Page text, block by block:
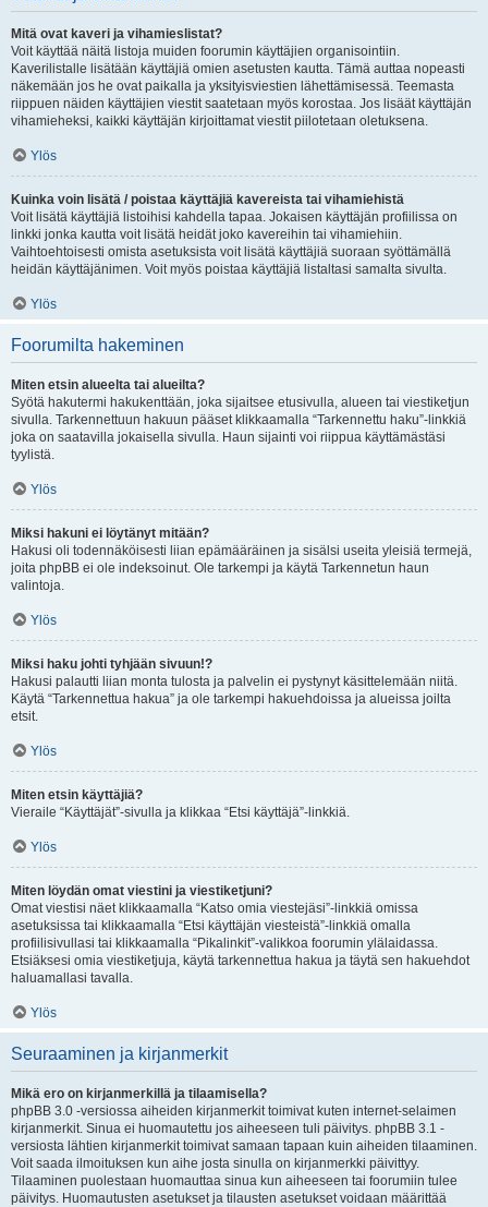
Mitä ovat kaveri ja vihamieslistat?
Voit käyttää näitä listoja muiden foorumin käyttäjien organisointiin.
Kaverilistalle lisätään käyttäjiä omien asetusten kautta. Tämä auttaa nopeasti
näkemään jos he ovat paikalla ja yksityisviestien lähettämisessä. Teemasta
riippuen näiden käyttäjien viestit saatetaan myös korostaa. Jos lisäät käyttäjän
vihamieheksi, kaikki käyttäjän kirjoittamat viestit piilotetaan oletuksena.
Ylös
Kuinka voin lisätä / poistaa käyttäjiä kavereista tai vihamiehistä
Voit lisätä käyttäjiä listoihisi kahdella tapaa. Jokaisen käyttäjän profiilissa on
linkki jonka kautta voit lisätä heidät joko kavereihin tai vihamiehiin.
Vaihtoehtoisesti omista asetuksista voit lisätä käyttäjiä suoraan syöttämällä
heidän käyttäjänimen. Voit myös poistaa käyttäjiä listaltasi samalta sivulta.
Ylös
Foorumilta hakeminen
Miten etsin alueelta tai alueilta?
Syötä hakutermi hakukenttään, joka sijaitsee etusivulla, alueen tai viestiketjun
sivulla. Tarkennettuun hakuun pääset klikkaamalla “Tarkennettu haku”-linkkiä
joka on saatavilla jokaisella sivulla. Haun sijainti voi riippua käyttämästäsi
tyylistä.
Ylös
Miksi hakuni ei löytänyt mitään?
Hakusi oli todennäköisesti liian epämääräinen ja sisälsi useita yleisiä termejä,
joita phpBB ei ole indeksoinut. Ole tarkempi ja käytä Tarkennetun haun
valintoja.
Ylös
Miksi haku johti tyhjään sivuun!?
Hakusi palautti liian monta tulosta ja palvelin ei pystynyt käsittelemään niitä.
Käytä “Tarkennettua hakua” ja ole tarkempi hakuehdoissa ja alueissa joilta
etsit.
Ylös
Miten etsin käyttäjiä?
Vieraile “Käyttäjät”-sivulla ja klikkaa “Etsi käyttäjä”-linkkiä.
Ylös
Miten löydän omat viestini ja viestiketjuni?
Omat viestisi näet klikkaamalla “Katso omia viestejäsi”-linkkiä omissa
asetuksissa tai klikkaamalla “Etsi käyttäjän viesteistä”-linkkiä omalla
profiilisivullasi tai klikkaamalla “Pikalinkit”-valikkoa foorumin ylälaidassa.
Etsiäksesi omia viestiketjuja, käytä tarkennettua hakua ja täytä sen hakuehdot
haluamallasi tavalla.
Ylös
Seuraaminen ja kirjanmerkit
Mikä ero on kirjanmerkillä ja tilaamisella?
phpBB 3.0 -versiossa aiheiden kirjanmerkit toimivat kuten internet-selaimen
kirjanmerkit. Sinua ei huomautettu jos aiheeseen tuli päivitys. phpBB 3.1 -
versiosta lähtien kirjanmerkit toimivat samaan tapaan kuin aiheiden tilaaminen.
Voit saada ilmoituksen kun aihe josta sinulla on kirjanmerkki päivittyy.
Tilaaminen puolestaan huomauttaa sinua kun aiheeseen tai foorumiin tulee
päivitys. Huomautusten asetukset ja tilausten asetukset voidaan määrittää